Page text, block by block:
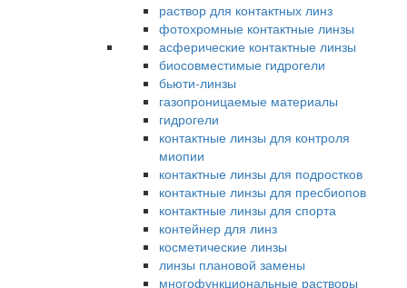
раствор для контактных линз
фотохромные контактные линзы
асферические контактные линзы
биосовместимые гидрогели
бьюти-линзы
газопроницаемые материалы
гидрогели
контактные линзы для контроля
миопии
контактные линзы для подростков
контактные линзы для пресбиопов
контактные линзы для спорта
контейнер для линз
косметические линзы
линзы плановой замены
многофункциональные растворы